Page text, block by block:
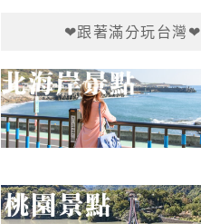
❤跟著滿分玩台灣❤